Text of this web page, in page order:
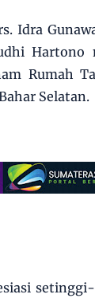
Idra
Hartono
Rumah
Selatan.